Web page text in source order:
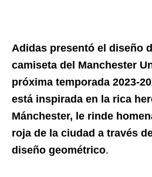
Adidas presentó el diseño
camiseta del Manchester
próxima temporada 2023-
está inspirada en la rica
Mánchester, le rinde
roja de la ciudad a través
diseño geométrico.